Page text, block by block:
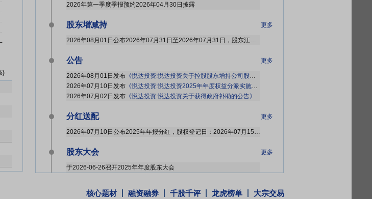
2026年第一季度季报预约2026年04月30日披露
股东增减持 更多
2026年08月01日公布2026年07月31日至2026年07月31日，股东江苏悦达集团有限公司增持1笔，增持90.8万股
公告 更多
2026年08月01日发布 《悦达投资:悦达投资关于控股股东增持公司股份及后续增持计划的公告》
2026年07月10日发布 《悦达投资:悦达投资2025年年度权益分派实施公告》
2026年07月02日发布 《悦达投资:悦达投资关于获得政府补助的公告》
分红送配 更多
2026年07月10日公布2025年年报分红，股权登记日：2026年07月15日；除权除息日：2026年07月16日；分配方案：10派0.20元(含税,扣税后0.18元)[正式]
股东大会 更多
于2026-06-26召开2025年年度股东大会
股东户数 更多
核心题材 融资融券 千股千评 龙虎榜单 大宗交易